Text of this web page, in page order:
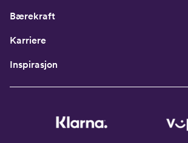
Bærekraft
Karriere
Inspirasjon